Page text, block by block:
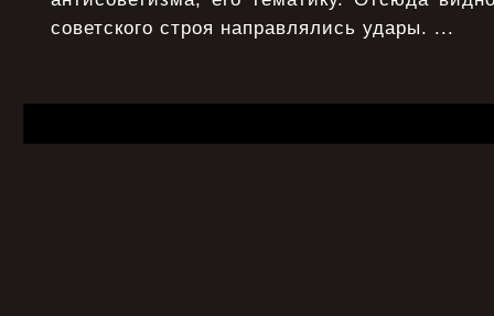
советского строя направлялись удары. ...